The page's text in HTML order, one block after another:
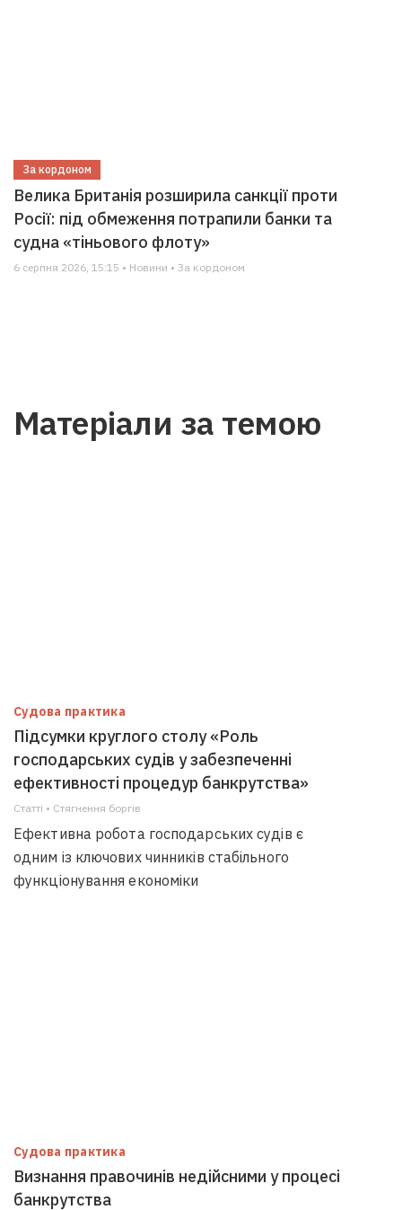
За кордоном
Велика Британія розширила санкції проти
Росії: під обмеження потрапили банки та
судна «тіньового флоту»
6 серпня 2026, 15:15 • Новини • За кордоном
Матеріали за темою
Судова практика
Підсумки круглого столу «Роль
господарських судів у забезпеченні
ефективності процедур банкрутства»
Статті • Стягнення боргiв
Ефективна робота господарських судів є
одним із ключових чинників стабільного
функціонування економіки
Судова практика
Визнання правочинів недійсними у процесі
банкрутства